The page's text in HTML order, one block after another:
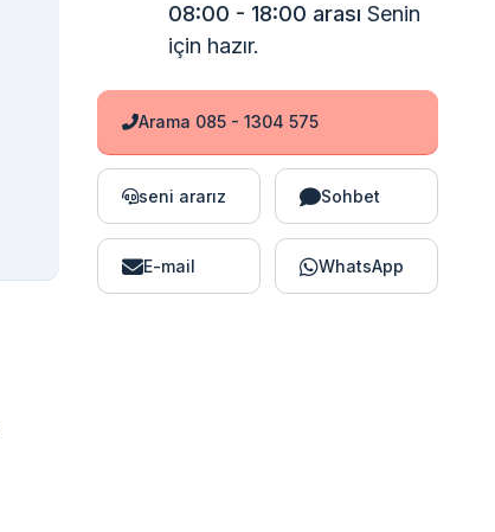
08:00 - 18:00 arası Senin
için hazır.
Arama 085 - 1304 575
seni ararız Sohbet
E-mail WhatsApp